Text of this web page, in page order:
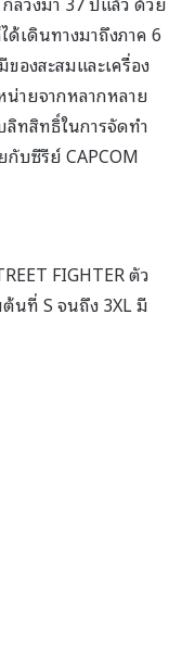
ด้เดินทางมาถึงภาค 6
องสะสมและเครื่อง
ายจากหลากหลาย
ทสิทธิ์ในการจัดทำ
กับซีรีย์ CAPCOM
FIGHTER ตัว
นที่ S จนถึง 3XL มี